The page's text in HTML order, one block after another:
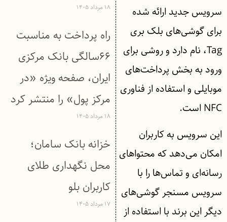
سرویس جدید ارائه شده
برای گوشی‌های بلک بری
Tag، نام دارد و روشی برای
ورود به بخش پرداخت‌های
موبایلی و استفاده از فناوری
NFC است.
این سرویس به کاربران
امکان می‌دهد که محتواهای
رسانه‌ای و تماس‌ها را با
سرویس مسنجر گوشی‌های
دیگر این برند با استفاده از
۱۸ مرداد ۱۴۰۵
راه پرداخت به مناسبت
۶۶سالگی بانک مرکزی
ایران، صفحه ویژه «در
مرکز پول» را منتشر کرد
۱۸ مرداد ۱۴۰۵
خزانه بانک سامان؛
محل نگهداری طلای
کاربران بلو
۱۷ مرداد ۱۴۰۵